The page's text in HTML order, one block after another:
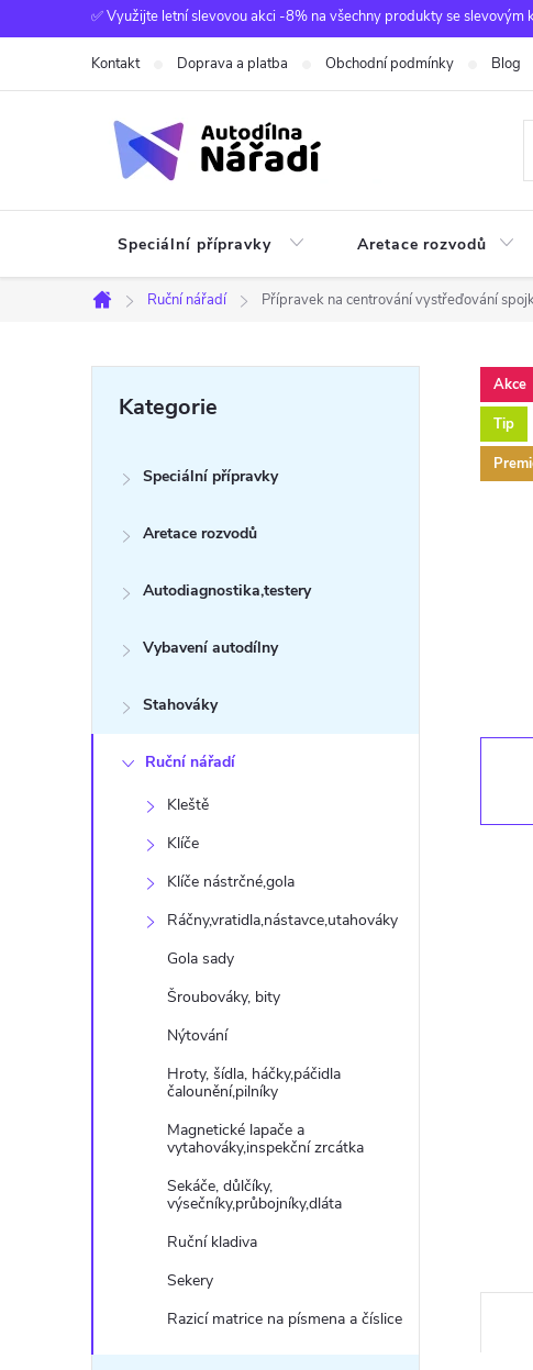
na
✅ Využijte letní slevovou akci -8% na všechny produkty se
Kontakt Doprava a platba Obchodní podmínky Blog
Speciální přípravky Aretace rozvodů
Domů
Ruční nářadí Přípravek na centrování vystřeďování
n
kategorie
Kategorie
Speciální přípravky
Aretace rozvodů
Autodiagnostika,testery
Vybavení autodílny
Stahováky
Ruční nářadí
Kleště
Klíče
Klíče nástrčné,gola
Ráčny,vratidla,nástavce,utahováky
Gola sady
Šroubováky, bity
Nýtování
Hroty, šídla, háčky,páčidla
čalounění,pilníky
Magnetické lapače a
vytahováky,inspekční zrcátka
Sekáče, důlčíky,
výsečníky,průbojníky,dláta
Ruční kladiva
Sekery
Razicí matrice na písmena a číslice
Akce
Tip